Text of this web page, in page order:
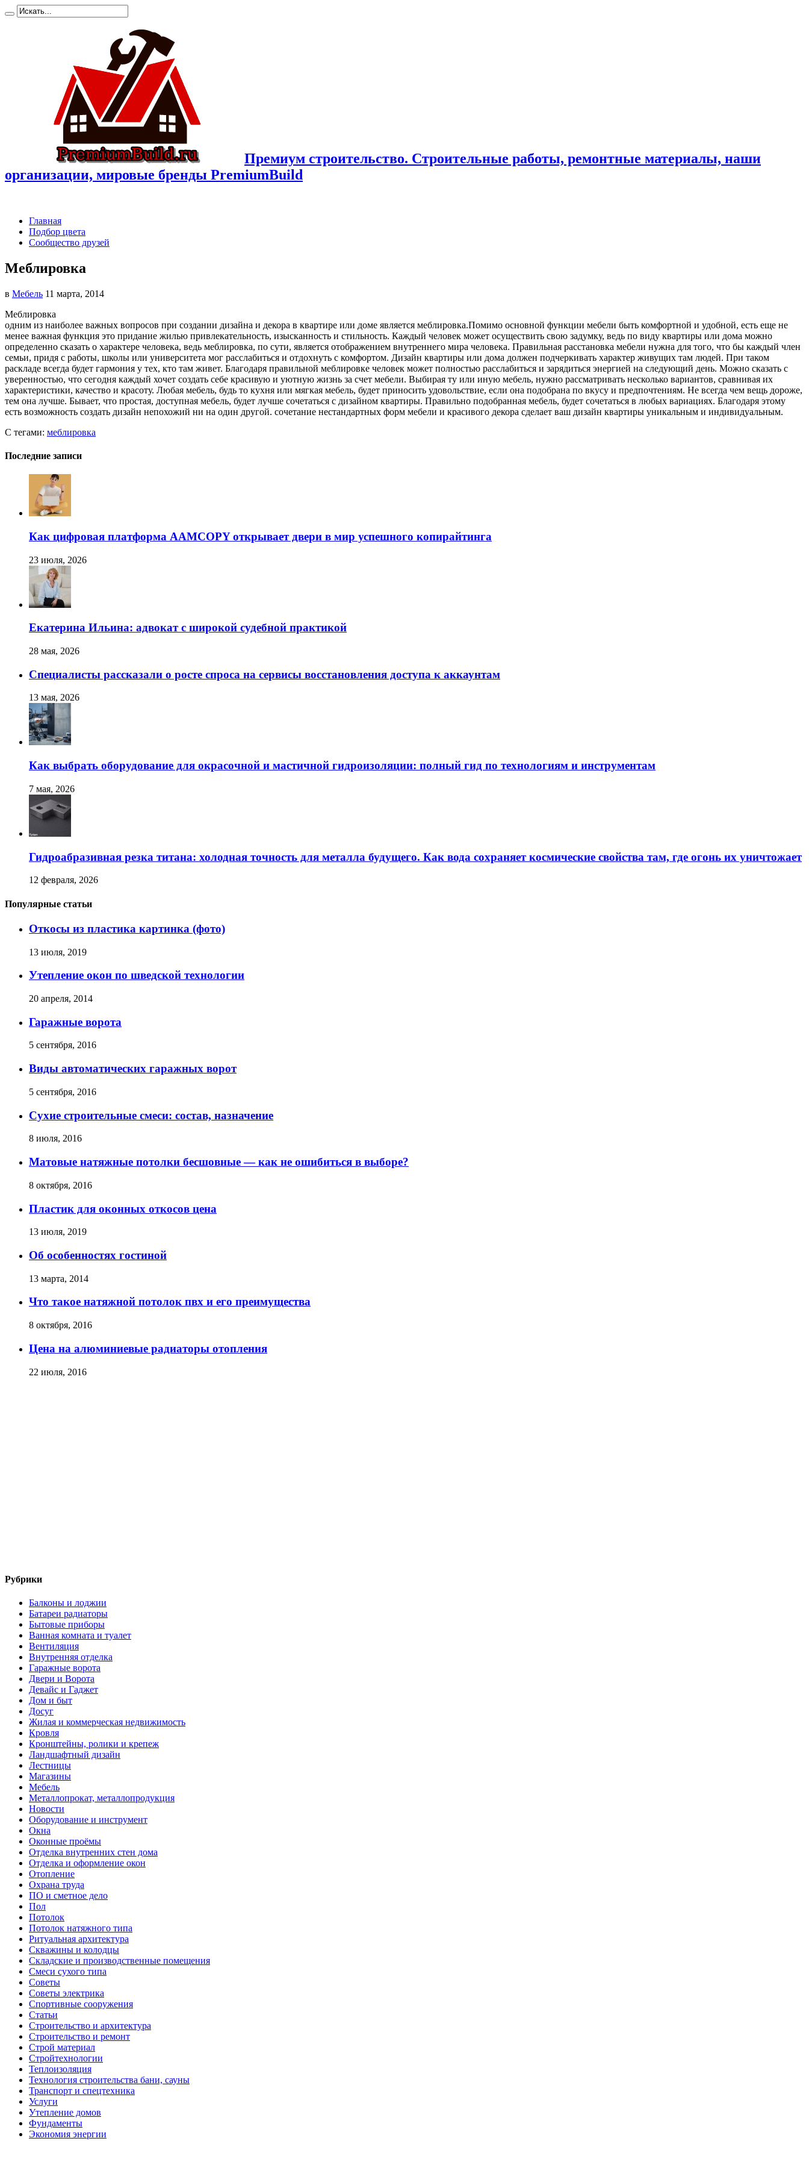
Премиум cтроительство. Cтроительные работы, ремонтные материалы, наши
организации, мировые бренды PremiumBuild
Главная
Подбор цвета
Сообщество друзей
Меблировка
в Мебель 11 марта, 2014
Меблировка
одним из наиболее важных вопросов при создании дизайна и декора в квартире или доме является меблировка.Помимо основной функции мебели быть комфортной и удобной, есть еще не
менее важная функция это придание жилью привлекательность, изысканность и стильность. Каждый человек может осуществить свою задумку, ведь по виду квартиры или дома можно
определенно сказать о характере человека, ведь меблировка, по сути, является отображением внутреннего мира человека. Правильная расстановка мебели нужна для того, что бы каждый член
семьи, придя с работы, школы или университета мог расслабиться и отдохнуть с комфортом. Дизайн квартиры или дома должен подчеркивать характер живущих там людей. При таком
раскладе всегда будет гармония у тех, кто там живет. Благодаря правильной меблировке человек может полностью расслабиться и зарядиться энергией на следующий день. Можно сказать с
уверенностью, что сегодня каждый хочет создать себе красивую и уютную жизнь за счет мебели. Выбирая ту или иную мебель, нужно рассматривать несколько вариантов, сравнивая их
характеристики, качество и красоту. Любая мебель, будь то кухня или мягкая мебель, будет приносить удовольствие, если она подобрана по вкусу и предпочтениям. Не всегда чем вещь дороже,
тем она лучше. Бывает, что простая, доступная мебель, будет лучше сочетаться с дизайном квартиры. Правильно подобранная мебель, будет сочетаться в любых вариациях. Благодаря этому
есть возможность создать дизайн непохожий ни на один другой. сочетание нестандартных форм мебели и красивого декора сделает ваш дизайн квартиры уникальным и индивидуальным.
С тегами: меблировка
Последние записи
Как цифровая платформа AAMCOPY открывает двери в мир успешного копирайтинга
23 июля, 2026
Екатерина Ильина: адвокат с широкой судебной практикой
28 мая, 2026
Специалисты рассказали о росте спроса на сервисы восстановления доступа к аккаунтам
13 мая, 2026
Как выбрать оборудование для окрасочной и мастичной гидроизоляции: полный гид по технологиям и инструментам
7 мая, 2026
Гидроабразивная резка титана: холодная точность для металла будущего. Как вода сохраняет космические свойства там, где огонь их уничтожает
12 февраля, 2026
Популярные статьи
Откосы из пластика картинка (фото)
13 июля, 2019
Утепление окон по шведской технологии
20 апреля, 2014
Гаражные ворота
5 сентября, 2016
Виды автоматических гаражных ворот
5 сентября, 2016
Сухие строительные смеси: состав, назначение
8 июля, 2016
Матовые натяжные потолки бесшовные — как не ошибиться в выборе?
8 октября, 2016
Пластик для оконных откосов цена
13 июля, 2019
Об особенностях гостиной
13 марта, 2014
Что такое натяжной потолок пвх и его преимущества
8 октября, 2016
Цена на алюминиевые радиаторы отопления
22 июля, 2016
Рубрики
Балконы и лоджии
Батареи радиаторы‎
Бытовые приборы
Ванная комната и туалет
Вентиляция
Внутренняя отделка
Гаражные ворота
Двери и Ворота
Девайс и Гаджет
Дом и быт
Досуг
Жилая и коммерческая недвижимость
Кровля
Кронштейны, ролики и крепеж
Ландшафтный дизайн
Лестницы
Магазины
Мебель
Металлопрокат, металлопродукция
Новости
Оборудование и инструмент
Окна
Оконные проёмы
Отделка внутренних стен дома
Отделка и оформление окон
Отопление
Охрана труда
ПО и сметное дело
Пол
Потолок
Потолок натяжного типа
Ритуальная архитектура
Скважины и колодцы
Складские и производственные помещения
Смеси сухого типа
Советы
Советы электрика
Спортивные сооружения
Статьи
Строительство и архитектура
Строительство и ремонт
Строй материал
Стройтехнологии
Теплоизоляция
Технология строительства бани, сауны
Транспорт и спецтехника
Услуги
Утепление домов
Фундаменты
Экономия энергии